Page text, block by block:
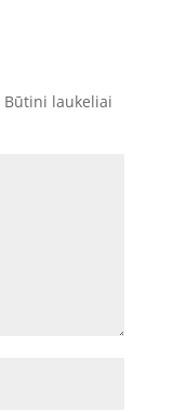
Būtini laukeliai